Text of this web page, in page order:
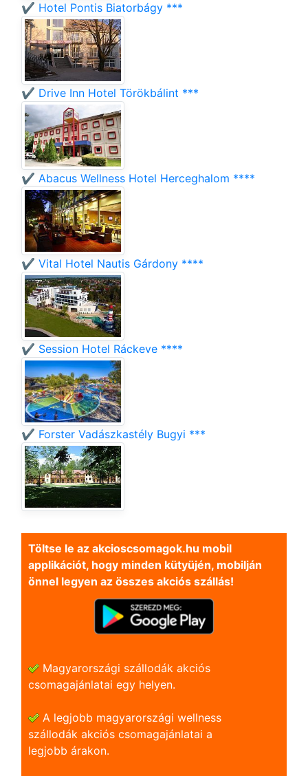
✔️ Hotel Pontis Biatorbágy ***
✔️ Drive Inn Hotel Törökbálint ***
✔️ Abacus Wellness Hotel Herceghalom ****
✔️ Vital Hotel Nautis Gárdony ****
✔️ Session Hotel Ráckeve ****
✔️ Forster Vadászkastély Bugyi ***
Töltse le az akcioscsomagok.hu mobil
applikációt, hogy minden kütyüjén, mobilján
önnel legyen az összes akciós szállás!
Magyarországi szállodák akciós
csomagajánlatai egy helyen.
A legjobb magyarországi wellness
szállodák akciós csomagajánlatai a
legjobb árakon.